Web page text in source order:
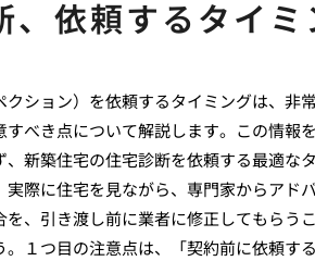
依頼するタイ
ション）を依頼するタイミングは、非
べき点について解説します。この情報
新築住宅の住宅診断を依頼する最適な
際に住宅を見ながら、専門家からアド
、引き渡し前に業者に修正してもらう
１つ目の注意点は、「契約前に依頼す